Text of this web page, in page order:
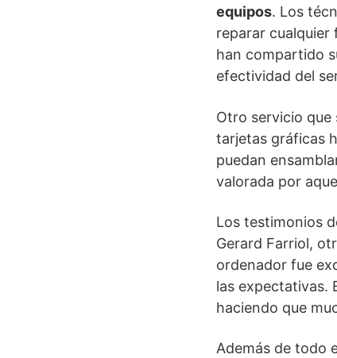
equipos. Los
reparar cualquier
han compartido
efectividad del
Otro servicio que
tarjetas gráficas
puedan
valorada por
Los testimonios
Gerard Farriol,
ordenador fue
las expectativas.
haciendo que
Además de todo